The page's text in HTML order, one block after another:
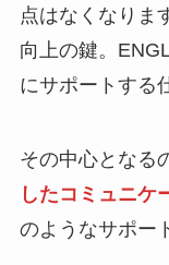
点はなくなりま
向上の鍵。
にサポートする
その中心となる
したコミュニケ
のようなサポー